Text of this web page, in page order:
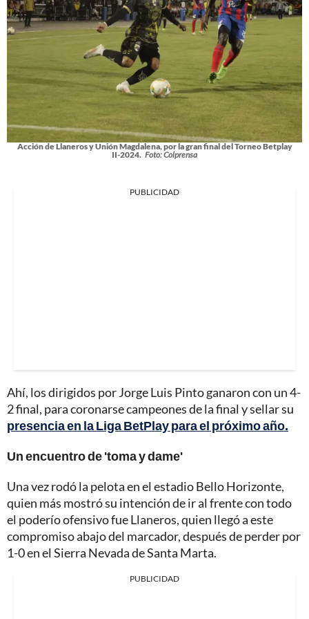
Acción de Llaneros y Unión Magdalena, por la gran final del Torneo Betplay
II-2024. Foto: Colprensa
PUBLICIDAD
Ahí, los dirigidos por Jorge Luis Pinto ganaron con un 4-
2 final, para coronarse campeones de la final y sellar su
presencia en la Liga BetPlay para el próximo año.
Un encuentro de 'toma y dame'
Una vez rodó la pelota en el estadio Bello Horizonte,
quien más mostró su intención de ir al frente con todo
el poderío ofensivo fue Llaneros, quien llegó a este
compromiso abajo del marcador, después de perder por
1-0 en el Sierra Nevada de Santa Marta.
PUBLICIDAD